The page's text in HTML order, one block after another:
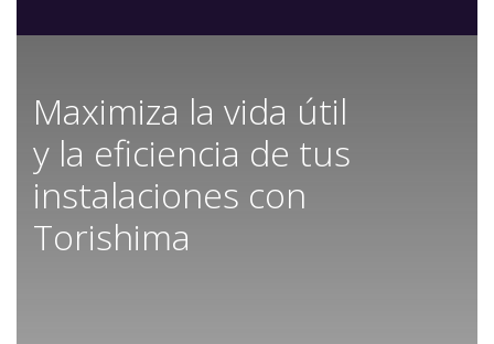
Maximiza la vida útil
y la eficiencia de tus
instalaciones con
Torishima